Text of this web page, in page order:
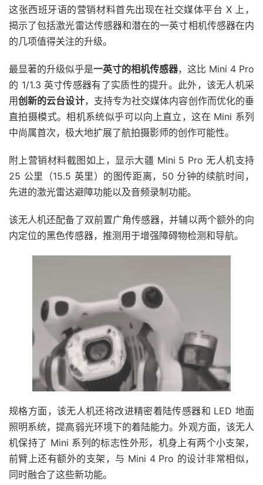
这张西班牙语的营销材料首先出现在社交媒体平台 X 上，
揭示了包括激光雷达传感器和潜在的一英寸相机传感器在内
的几项值得关注的升级。
最显著的升级似乎是一英寸的相机传感器，这比 Mini 4 Pro
的 1/1.3 英寸传感器有了实质性的提升。此外，该无人机采
用创新的云台设计，支持专为社交媒体内容创作而优化的垂
直拍摄模式。相机系统似乎可以向上直立，这在 Mini 系列
中尚属首次，极大地扩展了航拍摄影师的创作可能性。
附上营销材料截图如上，显示大疆 Mini 5 Pro 无人机支持
25 公里（15.5 英里）的图传距离，50 分钟的续航时间，
先进的激光雷达避障功能以及音频录制功能。
该无人机还配备了双前置广角传感器，并辅以两个额外的向
内定位的黑色传感器，推测用于增强障碍物检测和导航。
规格方面，该无人机还将改进精密着陆传感器和 LED 地面
照明系统，提高弱光环境下的着陆能力。外观方面，该无人
机保持了 Mini 系列的标志性外形，机身上有两个小支架，
前臂上还有额外的支架，与 Mini 4 Pro 的设计非常相似，
同时融合了这些新功能。